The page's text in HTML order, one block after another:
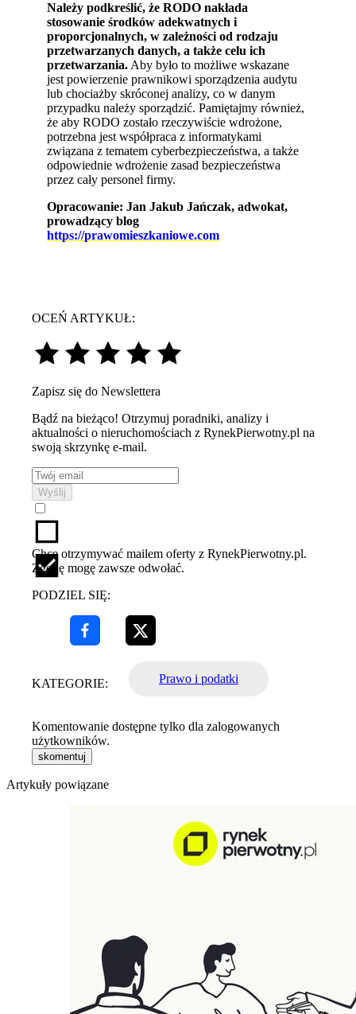
Należy podkreślić, że RODO nakłada
stosowanie środków adekwatnych i
proporcjonalnych, w zależności od rodzaju
przetwarzanych danych, a także celu ich
przetwarzania. Aby było to możliwe wskazane
jest powierzenie prawnikowi sporządzenia audytu
lub chociażby skróconej analizy, co w danym
przypadku należy sporządzić. Pamiętajmy również,
że aby RODO zostało rzeczywiście wdrożone,
potrzebna jest współpraca z informatykami
związana z tematem cyberbezpieczeństwa, a także
odpowiednie wdrożenie zasad bezpieczeństwa
przez cały personel firmy.
Opracowanie: Jan Jakub Jańczak, adwokat,
prowadzący blog
https://prawomieszkaniowe.com
OCEŃ ARTYKUŁ:
Zapisz się do Newslettera
Bądź na bieżąco! Otrzymuj poradniki, analizy i
aktualności o nieruchomościach z RynekPierwotny.pl na
swoją skrzynkę e-mail.
Wyślij
Chcę otrzymywać mailem oferty z RynekPierwotny.pl.
Zgodę mogę zawsze odwołać.
PODZIEL SIĘ:
KATEGORIE: Prawo i podatki
Komentowanie dostępne tylko dla zalogowanych
użytkowników.
skomentuj
Artykuły powiązane